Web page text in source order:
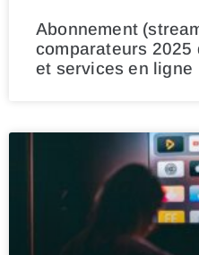
Abonnement
comparateurs
et services en ligne